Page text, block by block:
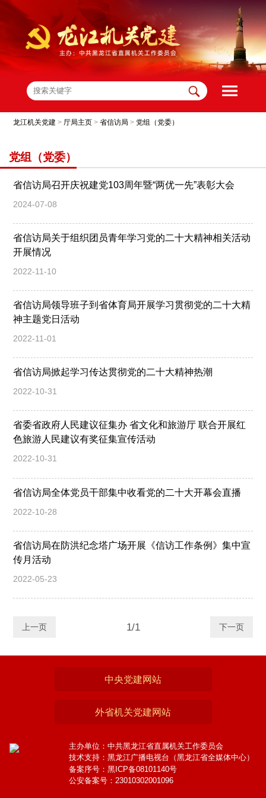
龙江机关党建 > 厅局主页 >省信访局>党组（党委）
党组（党委）
省信访局召开庆祝建党103周年暨“两优一先”表彰大会
2024-07-08
省信访局关于组织团员青年学习党的二十大精神相关活动
开展情况
2022-11-10
省信访局领导班子到省体育局开展学习贯彻党的二十大精
神主题党日活动
2022-11-01
省信访局掀起学习传达贯彻党的二十大精神热潮
2022-10-31
省委省政府人民建议征集办 省文化和旅游厅 联合开展红
色旅游人民建议有奖征集宣传活动
2022-10-31
省信访局全体党员干部集中收看党的二十大开幕会直播
2022-10-28
省信访局在防洪纪念塔广场开展《信访工作条例》集中宣
传月活动
2022-05-23
上一页 1/1 下一页
中央党建网站
外省机关党建网站
主办单位：中共黑龙江省直属机关工作委员会
技术支持：黑龙江广播电视台（黑龙江省全媒体中心）
备案序号：黑ICP备08101140号
公安备案号：23010302001096